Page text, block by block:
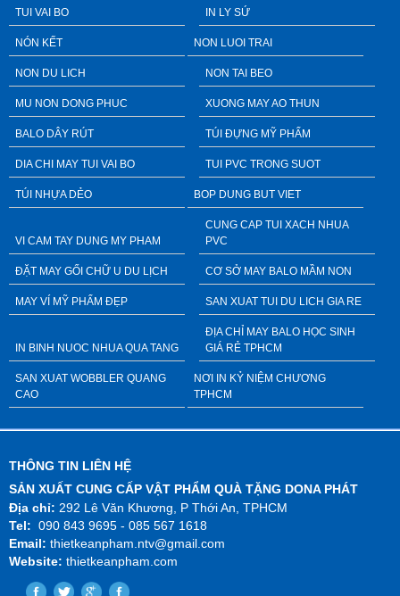
TUI VAI BO IN LY SỨ
NÓN KẾT NON LUOI TRAI
NON DU LICH NON TAI BEO
MU NON DONG PHUC XUONG MAY AO THUN
BALO DÂY RÚT TÚI ĐỰNG MỸ PHẨM
DIA CHI MAY TUI VAI BO TUI PVC TRONG SUOT
TÚI NHỰA DẺO BOP DUNG BUT VIET
VI CAM TAY DUNG MY PHAM
CUNG CAP TUI XACH NHUA
PVC
ĐẶT MAY GỐI CHỮ U DU LỊCH CƠ SỞ MAY BALO MẦM NON
MAY VÍ MỸ PHẨM ĐẸP SAN XUAT TUI DU LICH GIA RE
IN BINH NUOC NHUA QUA TANG
ĐỊA CHỈ MAY BALO HỌC SINH
GIÁ RẺ TPHCM
SAN XUAT WOBBLER QUANG
CAO
NƠI IN KỶ NIỆM CHƯƠNG
TPHCM
THÔNG TIN LIÊN HỆ
SẢN XUẤT CUNG CẤP VẬT PHẨM QUÀ TẶNG DONA PHÁT
Địa chỉ: 292 Lê Văn Khương, P Thới An, TPHCM
Tel: 090 843 9695 - 085 567 1618
Email: thietkeanpham.ntv@gmail.com
Website: thietkeanpham.com